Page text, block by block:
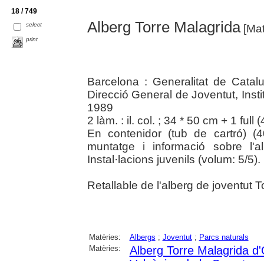
18 / 749
select
print
Alberg Torre Malagrida
Barcelona : Generalitat de
Direcció General de Joventut,
1989
2 làm. : il. col. ; 34 * 50 cm + 1 full
En contenidor (tub de cartró)
muntatge i informació sobre
Instal·lacions juvenils (volum: 5/5).
Retallable de l'alberg de joventut
Matèries: Albergs ; Joventut; Parcs naturals
Matèries:
Alberg Torre Malagrida